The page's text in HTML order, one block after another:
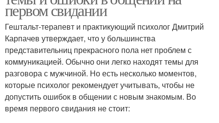
первом свидании
Гештальт-терапевт и практикующий психолог Дмитрий
Карпачев утверждает, что у большинства
представительниц прекрасного пола нет проблем с
коммуникацией. Обычно они легко находят темы для
разговора с мужчиной. Но есть несколько моментов,
которые психолог рекомендует учитывать, чтобы не
допустить ошибок в общении с новым знакомым. Во
время первого свидания не стоит: